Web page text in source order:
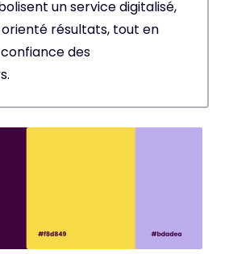
un service digitalisé,
résultats, tout en
des